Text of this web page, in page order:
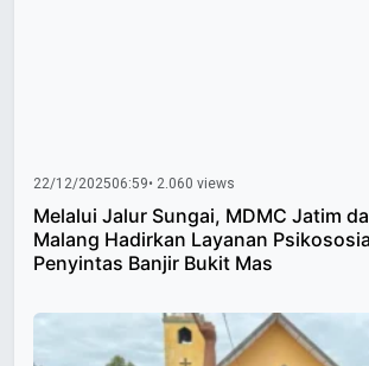
22/12/202506:59• 2.060 views
Melalui Jalur Sungai, MDMC Jatim
Malang Hadirkan Layanan
Penyintas Banjir Bukit Mas